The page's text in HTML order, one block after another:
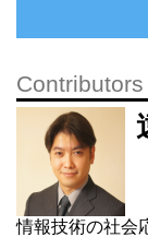
Contributors
情報技術の社会